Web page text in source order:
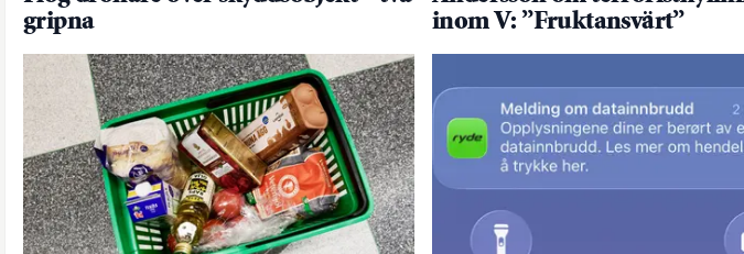
gripna
inom V: ”Fruktansvärt”